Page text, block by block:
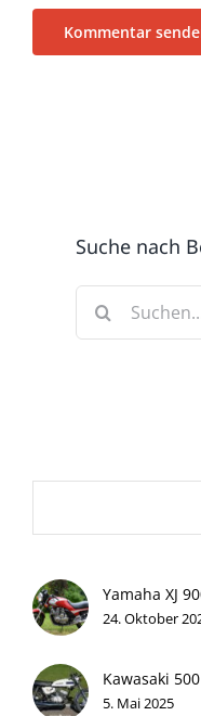
Suche nach
nach:
Yamaha XJ
24. Oktober
Kawasaki
5. Mai 2025